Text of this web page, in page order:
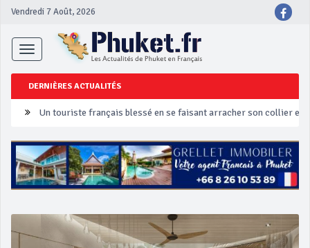
Vendredi 7 Août, 2026
Toggle
navigation
DERNIÈRES ACTUALITÉS
Un touriste français blessé en se faisant arracher son collier en
‘Phuket Eye’ assurera la sécurité pendant Songkran
Phuket augmente les prix des bateaux vers Koh Phi Phi et des